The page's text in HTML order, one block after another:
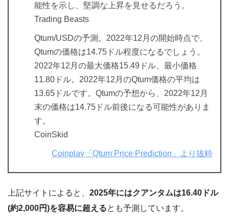
能性を示し、堅調な上昇を見せるだろう。
Trading Beasts
Qtum/USDの予測。2022年12月の開始時点で、
Qtumの価格は14.75ドル程度になるでしょう。
2022年12月の最大価格15.49ドル、最小価格
11.80ドル。2022年12月のQtum価格の平均は
13.65ドルです。Qtumの予想から、2022年12月
末の価格は14.75ドル前後になる可能性がありま
す。
CoinSkid
Coinplay「Qtum Price Prediction」より抜粋
上記サイトによると、 2025年にはクアンタムは16.40ドル
(約2,000円)を容易に超えるとも予測しています。